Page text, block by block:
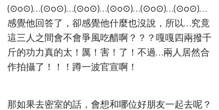
(⊙o⊙)…(⊙o⊙)…(⊙o⊙)…(⊙o⊙)…(⊙o⊙)…(⊙o⊙)…
感覺他回答了，卻感覺他什麼也沒說，所以…究竟
這三人之間會不會爭風吃醋啊？？？嘎嘎四兩撥千
斤的功力真的太！厲！害！了！不過…兩人居然合
作拍攝了！！！蹲一波官宣啊！
那如果去密室的話，會想和哪位好朋友一起去呢？